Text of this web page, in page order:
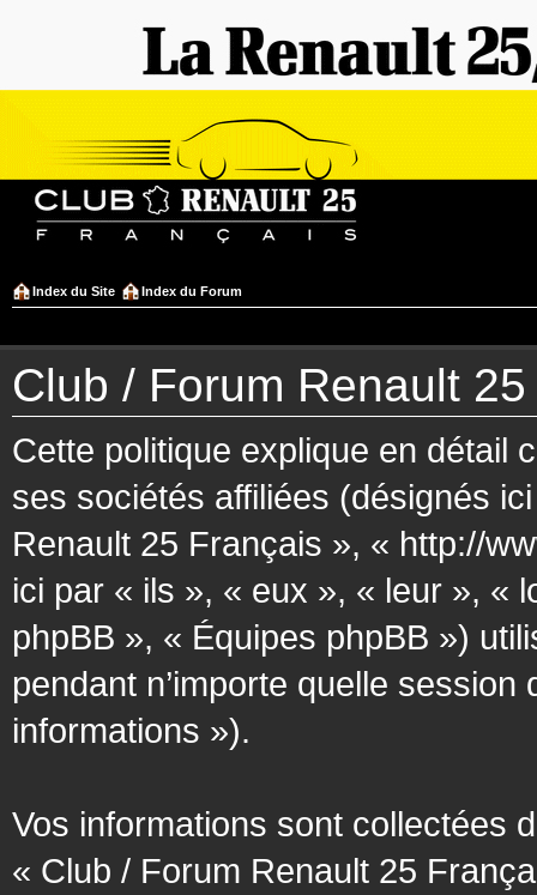
Index du Site Index du Forum
Club / Forum Renault
Cette politique explique en détail
ses sociétés affiliées (désignés
Renault 25 Français », « http://
ici par « ils », « eux », « leur », «
phpBB », « Équipes phpBB »)
pendant n’importe quelle
informations »).
Vos informations sont collectées
« Club / Forum Renault 25